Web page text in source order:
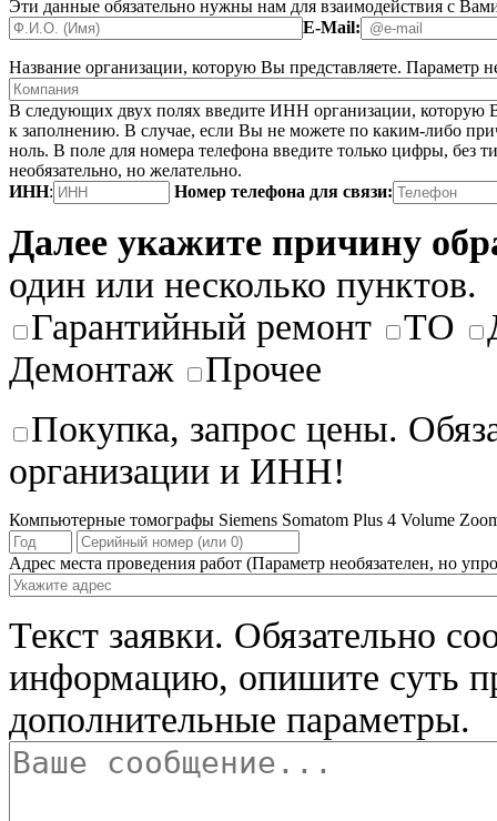
Эти данные обязательно нужны нам для взаимодействия с
E-Mail:
Название организации, которую Вы представляете. Параметр
В следующих двух полях введите ИНН организации, которую
к заполнению. В случае, если Вы не можете по каким-либо
ноль. В поле для номера телефона введите только цифры, без
необязательно, но желательно.
ИНН: Номер телефона для связи:
Далее укажите причину
один или несколько пунктов.
Гарантийный ремонт
ТО
Демонтаж
Прочее
Покупка, запрос цены.
организации и ИНН!
Компьютерные томографы Siemens Somatom Plus 4 Volume
Адрес места проведения работ (Параметр необязателен, но
Текст заявки. Обязательно
информацию, опишите суть
дополнительные параметры.